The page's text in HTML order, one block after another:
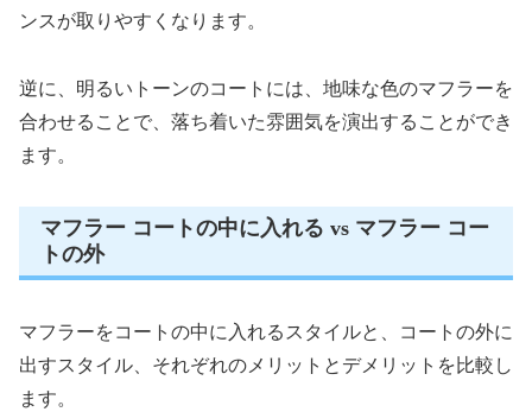
ンスが取りやすくなります。
逆に、明るいトーンのコートには、地味な色のマフラーを
合わせることで、落ち着いた雰囲気を演出することができ
ます。
マフラー コートの中に入れる vs マフラー コー
トの外
マフラーをコートの中に入れるスタイルと、コートの外に
出すスタイル、それぞれのメリットとデメリットを比較し
ます。